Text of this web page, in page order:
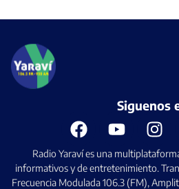
Radio Yaraví es una
informativos y de entretenimiento.
Frecuencia Modulada 106.3 (FM),
Siguenos